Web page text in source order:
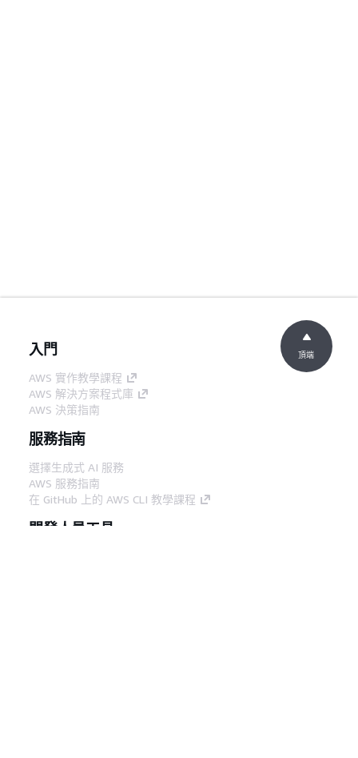
入門
AWS 實作教學課程
AWS 解決方案程式庫
AWS 決策指南
服務指南
選擇生成式 AI 服務
AWS 服務指南
在 GitHub 上的 AWS CLI 教學課程
開發人員工具
頂端